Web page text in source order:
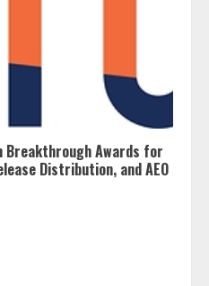
、『AIはどの法律事務所を
のか』について 企業法
事務所×5つのAIで実態調査
Breakthrough Awards for
Distribution, and AEO